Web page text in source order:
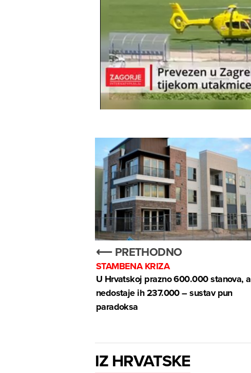
⟵ PRETHODNO
STAMBENA KRIZA
U Hrvatskoj prazno 600.000 stanova, a
nedostaje ih 237.000 – sustav pun
paradoksa
IZ HRVATSKE